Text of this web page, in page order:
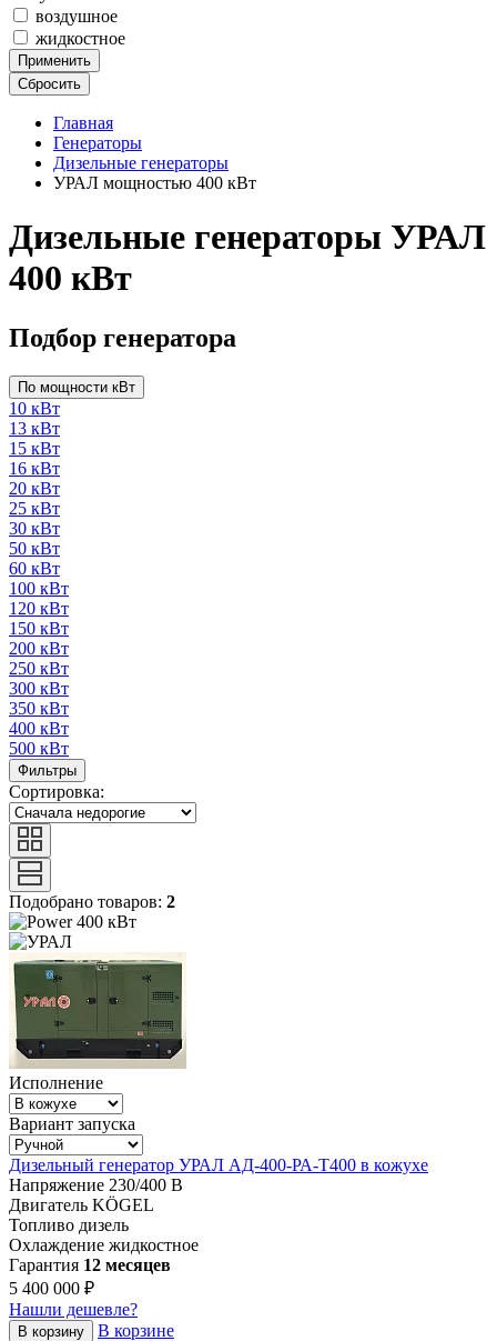
воздушное
жидкостное
Применить
Сбросить
Главная
Генераторы
Дизельные генераторы
УРАЛ мощностью 400 кВт
Дизельные генераторы УРАЛ
400 кВт
Подбор генератора
По мощности кВт
10 кВт
13 кВт
15 кВт
16 кВт
20 кВт
25 кВт
30 кВт
50 кВт
60 кВт
100 кВт
120 кВт
150 кВт
200 кВт
250 кВт
300 кВт
350 кВт
400 кВт
500 кВт
Фильтры
Сортировка:
Подобрано товаров: 2
400 кВт
Исполнение
Вариант запуска
Дизельный генератор УРАЛ АД-400-РА-Т400 в кожухе
Напряжение 230/400 В
Двигатель KÖGEL
Топливо дизель
Охлаждение жидкостное
Гарантия 12 месяцев
5 400 000 ₽
Нашли дешевле?
В корзину В корзине